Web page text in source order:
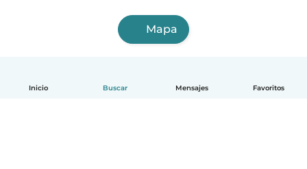
Inicio Buscar Mensajes Favoritos
Mapa